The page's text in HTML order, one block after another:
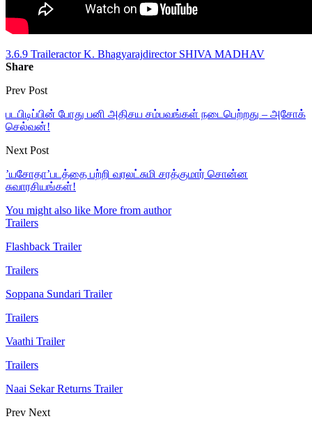
3.6.9 Traileractor K. Bhagyarajdirector SHIVA MADHAV
Share
Prev Post
படபிடிப்பின் போது பனி அதிசய சம்பவங்கள் நடைபெற்றது – அசோக்
செல்வன்!
Next Post
’யசோதா’படத்தை பற்றி வரலட்சுமி சரத்குமார் சொன்ன
சுவாரசியங்கள்!
You might also like More from author
Trailers
Flashback Trailer
Trailers
Soppana Sundari Trailer
Trailers
Vaathi Trailer
Trailers
Naai Sekar Returns Trailer
Prev Next